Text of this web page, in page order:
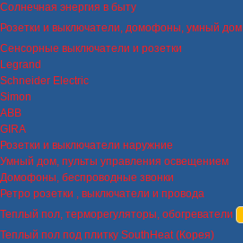
Солнечная энергия в быту
Розетки и выключатели, домофоны, умный дом
Сенсорные выключатели и розетки
Legrand
Schneider Electric
Simon
ABB
GIRA
Розетки и выключатели наружние
Умный дом, пульты управления освещением
Домофоны, беспроводные звонки
Ретро розетки , выключатели и провода
Теплый пол, терморегуляторы, обогреватели
Теплый пол под плитку SouthHeat (Корея)